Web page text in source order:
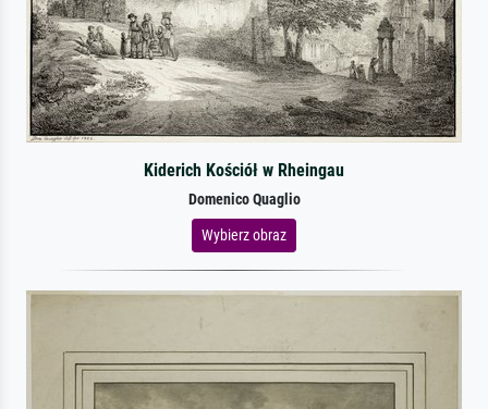
Kiderich Kościół w Rheingau
Domenico Quaglio
Wybierz obraz